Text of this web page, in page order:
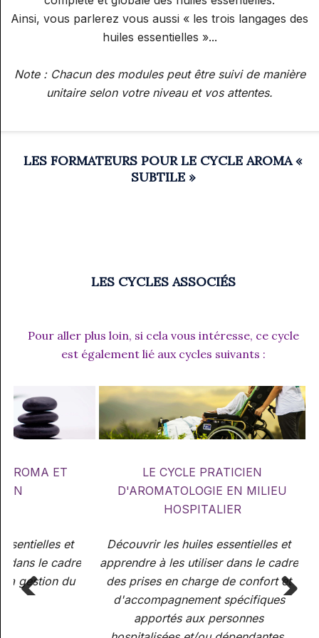
Ainsi, vous parlerez vous aussi « les trois langages des
huiles essentielles »...
Note : Chacun des modules peut être suivi de manière
unitaire selon votre niveau et vos attentes.
LES FORMATEURS POUR LE CYCLE AROMA «
SUBTILE »
LES CYCLES ASSOCIÉS
Pour aller plus loin, si cela vous intéresse, ce cycle
est également lié aux cycles suivants :
AROMA ET
et
dans le cadre
la gestion du
LE CYCLE PRATICIEN
D'AROMATOLOGIE EN MILIEU
HOSPITALIER
Découvrir les huiles essentielles et
apprendre à les utiliser dans le cadre
des prises en charge de confort et
d'accompagnement spécifiques
apportés aux personnes